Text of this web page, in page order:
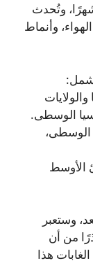
وتُحدث
وأنماط
الوسطى.
الوسطى،
الأوسط
وستعبر
من أن
هذا